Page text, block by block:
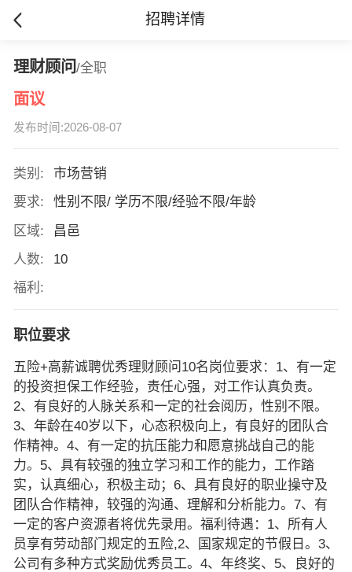
招聘详情
理财顾问/全职
面议
发布时间:2026-08-07
类别:
市场营销
要求:
性别不限/ 学历不限/经验不限/年龄
区域:
昌邑
人数:
10
福利:
职位要求
五险+高薪诚聘优秀理财顾问10名岗位要求：1、有一定
的投资担保工作经验，责任心强，对工作认真负责。
2、有良好的人脉关系和一定的社会阅历，性别不限。
3、年龄在40岁以下，心态积极向上，有良好的团队合
作精神。4、有一定的抗压能力和愿意挑战自己的能
力。5、具有较强的独立学习和工作的能力，工作踏
实，认真细心，积极主动；6、具有良好的职业操守及
团队合作精神，较强的沟通、理解和分析能力。7、有
一定的客户资源者将优先录用。福利待遇：1、所有人
员享有劳动部门规定的五险,2、国家规定的节假日。3、
公司有多种方式奖励优秀员工。4、年终奖、5、良好的